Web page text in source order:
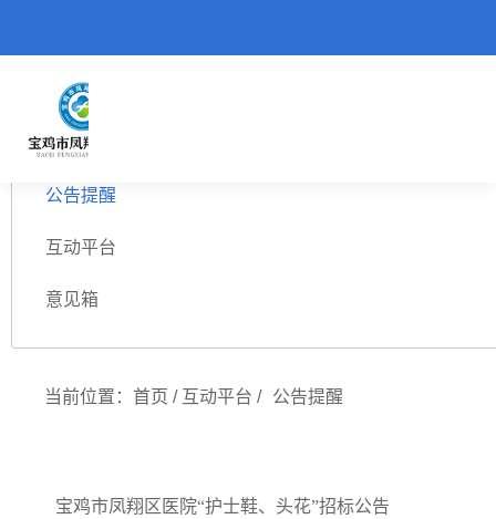
患者园地
公告提醒
互动平台
意见箱
当前位置： 首页 / 互动平台 / 公告提醒
宝鸡市凤翔区医院“护士鞋、头花”招标公告